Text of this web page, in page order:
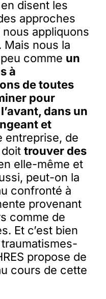
disent les
approches
appliquons
nous la
comme un
à
de toutes
pour
dans un
et
entreprise, de
trouver des
elle-même et
peut-on la
confronté à
provenant
comme de
Et c’est bien
propose de
cours de cette